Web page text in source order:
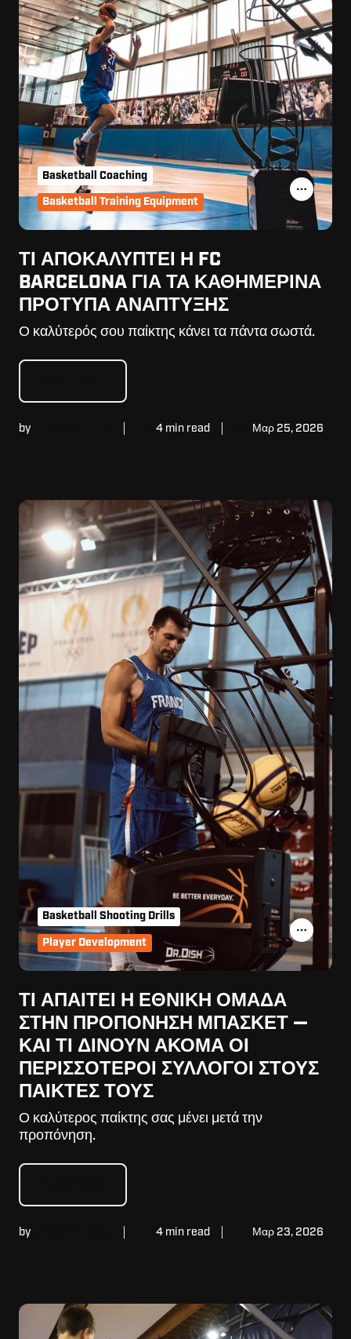
ΤΙ ΑΠΟΚΑΛΎΠΤΕΙ Η FC
BARCELONA ΓΙΑ ΤΑ ΚΑΘΗΜΕΡΙΝΆ
ΠΡΌΤΥΠΑ ΑΝΆΠΤΥΞΗΣ
Ο καλύτερός σου παίκτης κάνει τα πάντα σωστά.
by 4 min read Μαρ 25, 2026
Basketball Coaching
Basketball Training Equipment
ΤΙ ΑΠΑΙΤΕΊ Η ΕΘΝΙΚΉ ΟΜΆΔΑ
ΣΤΗΝ ΠΡΟΠΌΝΗΣΗ ΜΠΆΣΚΕΤ —
ΚΑΙ ΤΙ ΔΊΝΟΥΝ ΑΚΌΜΑ ΟΙ
ΠΕΡΙΣΣΌΤΕΡΟΙ ΣΎΛΛΟΓΟΙ ΣΤΟΥΣ
ΠΑΊΚΤΕΣ ΤΟΥΣ
Ο καλύτερος παίκτης σας μένει μετά την
προπόνηση.
by 4 min read Μαρ 23, 2026
Basketball Shooting Drills
Player Development